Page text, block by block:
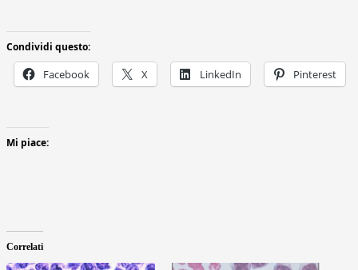
Condividi questo:
Facebook X LinkedIn Pinterest
Mi piace:
Correlati